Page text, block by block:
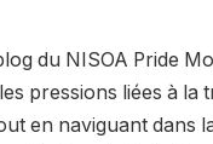
du NISOA Pride
pressions liées à la
en naviguant dans